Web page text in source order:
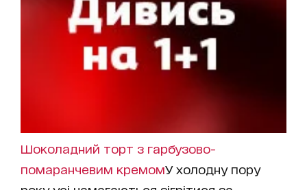
Шоколадний торт з гарбузово-
помаранчевим кремомУ холодну пору